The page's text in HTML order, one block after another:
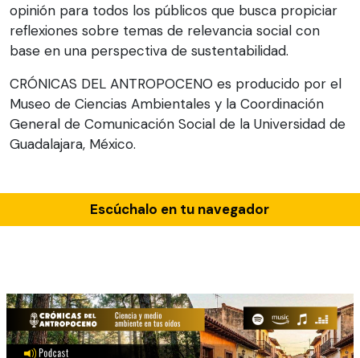
opinión para todos los públicos que busca propiciar
reflexiones sobre temas de relevancia social con
base en una perspectiva de sustentabilidad.
CRÓNICAS DEL ANTROPOCENO es producido por el
Museo de Ciencias Ambientales y la Coordinación
General de Comunicación Social de la Universidad de
Guadalajara, México.
Escúchalo en tu navegador